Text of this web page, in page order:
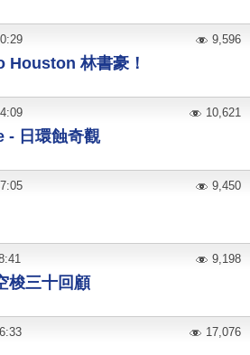
Houston 林書豪！
9,596
- 日環蝕奇觀
10,621
9,450
梭三十回顧
9,198
17,076